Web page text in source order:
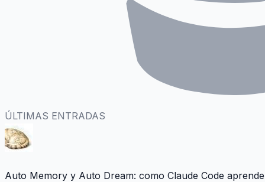
ÚLTIMAS ENTRADAS
Auto Memory y Auto Dream: como Claude Code